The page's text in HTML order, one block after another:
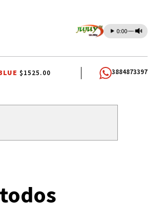
0:00
SAIQUITA DÍA DEL NIÑO
$1525.00 3884873397